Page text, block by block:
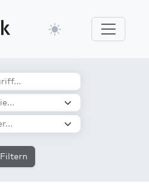
Filtern